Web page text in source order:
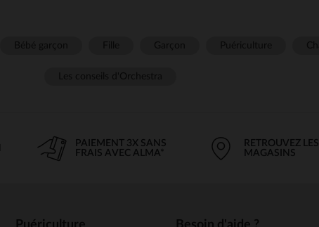
PAIEMENT 3X SANS
FRAIS AVEC ALMA*
RETROUVEZ LES
MAGASINS